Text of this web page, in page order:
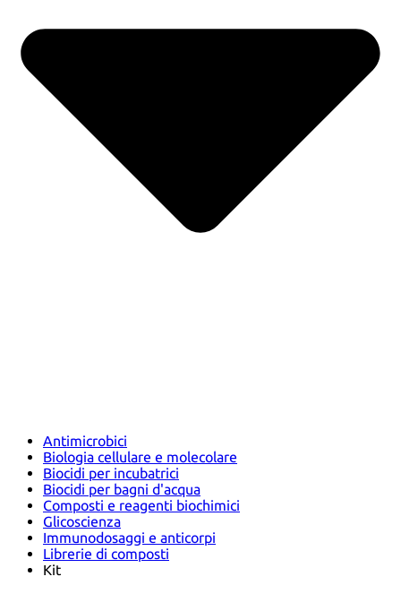
Antimicrobici
Biologia cellulare e molecolare
Biocidi per incubatrici
Biocidi per bagni d'acqua
Composti e reagenti biochimici
Glicoscienza
Immunodosaggi e anticorpi
Librerie di composti
Kit